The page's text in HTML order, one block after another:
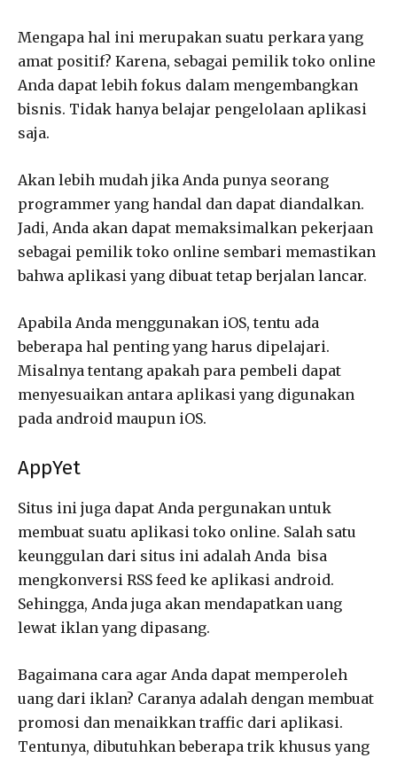
Mengapa hal ini merupakan suatu perkara yang
amat positif? Karena, sebagai pemilik toko online
Anda dapat lebih fokus dalam mengembangkan
bisnis. Tidak hanya belajar pengelolaan aplikasi
saja.
Akan lebih mudah jika Anda punya seorang
programmer yang handal dan dapat diandalkan.
Jadi, Anda akan dapat memaksimalkan pekerjaan
sebagai pemilik toko online sembari memastikan
bahwa aplikasi yang dibuat tetap berjalan lancar.
Apabila Anda menggunakan iOS, tentu ada
beberapa hal penting yang harus dipelajari.
Misalnya tentang apakah para pembeli dapat
menyesuaikan antara aplikasi yang digunakan
pada android maupun iOS.
AppYet
Situs ini juga dapat Anda pergunakan untuk
membuat suatu aplikasi toko online. Salah satu
keunggulan dari situs ini adalah Anda bisa
mengkonversi RSS feed ke aplikasi android.
Sehingga, Anda juga akan mendapatkan uang
lewat iklan yang dipasang.
Bagaimana cara agar Anda dapat memperoleh
uang dari iklan? Caranya adalah dengan membuat
promosi dan menaikkan traffic dari aplikasi.
Tentunya, dibutuhkan beberapa trik khusus yang